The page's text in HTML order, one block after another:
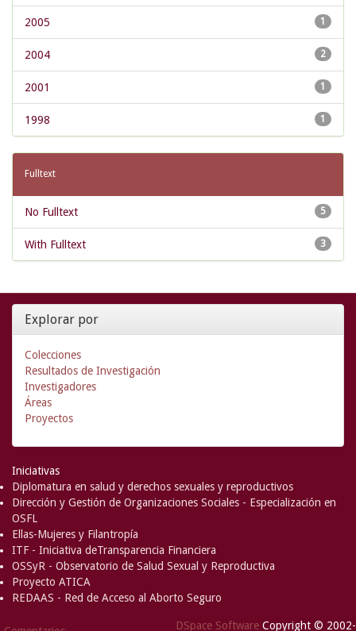
1
2005
2
2004
1
2001
1
1998
Fulltext
5
No Fulltext
3
With Fulltext
Explorar por
Colecciones
Resultados de Investigación
Investigadores
Áreas
Proyectos
Iniciativas
Diplomatura en salud y derechos sexuales y reproductivos
Dirección y Gestión de Organizaciones Sociales - Especialización en
OSFL
Ellas-Mujeres y Filantropía
ITF - Iniciativa deTransparencia Financiera
OSSyR - Observatorio de Salud Sexual y Reproductiva
Proyecto ATICA
REDAAS - Red de Acceso al Aborto Seguro
DSpace Software Copyright © 2002-